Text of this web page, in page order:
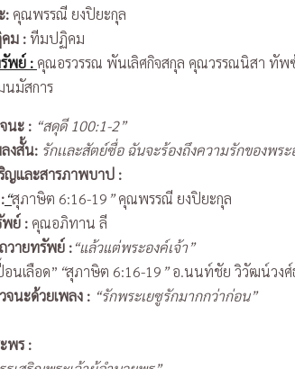
: คุณพรรณี ยงปิยะกุล
ม : ทีมปฏิคม
พย์ : คุณอรวรรณ พันเลิศกิจสกุล คุณวรรณนิสา ทัพ
มัสการ
นะ :“สดุดี 100:1-2”
งสั้น: รักเเละสัตย์ซื่อ ฉันจะร้องถึงความรักของพร
ญและสารภาพบาป :
“สุภาษิต 6:16-19”คุณพรรณี ยงปิยะกุล
พย์ :คุณอภิทาน ลี
วายทรัพย์ :“แล้วแต่พระองค์เจ้า”
นเลือด” “สุภาษิต 6:16-19”อ.นนท์ชัย วิวัฒน์วงศ์
นะด้วยเพลง : “รักพระเยซูรักมากกว่าก่อน”
พร :